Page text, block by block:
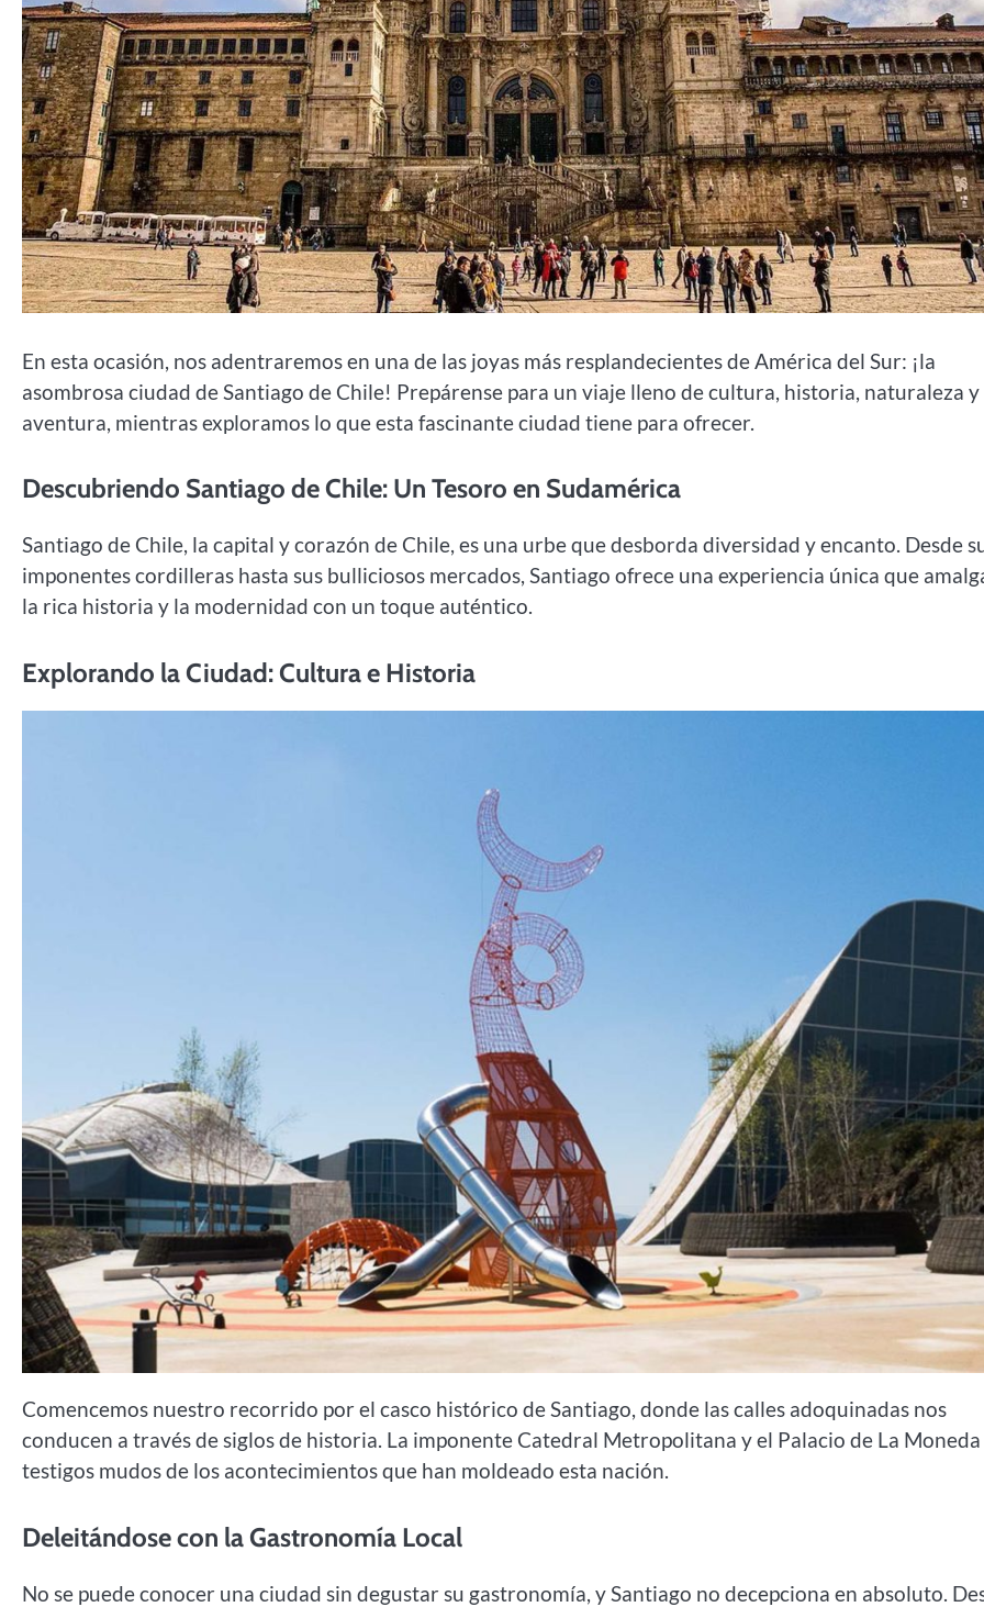
En esta ocasión, nos adentraremos en una de las joyas más resplandecientes de América del Sur: ¡la
asombrosa ciudad de Santiago de Chile! Prepárense para un viaje lleno de cultura, historia, naturaleza y
aventura, mientras exploramos lo que esta fascinante ciudad tiene para ofrecer.
Descubriendo Santiago de Chile: Un Tesoro en Sudamérica
Santiago de Chile, la capital y corazón de Chile, es una urbe que desborda diversidad y encanto. Desde
imponentes cordilleras hasta sus bulliciosos mercados, Santiago ofrece una experiencia única que
la rica historia y la modernidad con un toque auténtico.
Explorando la Ciudad: Cultura e Historia
Comencemos nuestro recorrido por el casco histórico de Santiago, donde las calles adoquinadas nos
conducen a través de siglos de historia. La imponente Catedral Metropolitana y el Palacio de La Moneda
testigos mudos de los acontecimientos que han moldeado esta nación.
Deleitándose con la Gastronomía Local
No se puede conocer una ciudad sin degustar su gastronomía, y Santiago no decepciona en absoluto.